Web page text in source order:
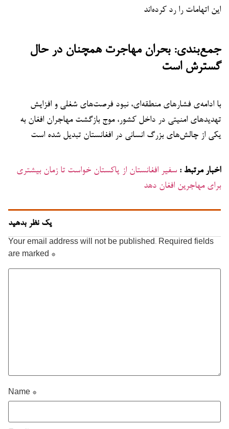
این اتهامات را رد کرده‌اند
جمع‌بندی: بحران مهاجرت همچنان در حال
گسترش است
با ادامه‌ی فشارهای منطقه‌ای، نبود فرصت‌های شغلی و افزایش
تهدیدهای امنیتی در داخل کشور، موج بازگشت مهاجران افغان به
یکی از چالش‌های بزرگ انسانی در افغانستان تبدیل شده است
اخبار مرتبط : سفیر افغانستان از پاکستان خواست تا زمان بیشتری
برای مهاجرین افغان دهد
یک نظر بدهید
Your email address will not be published. Required fields
are marked *
Name *